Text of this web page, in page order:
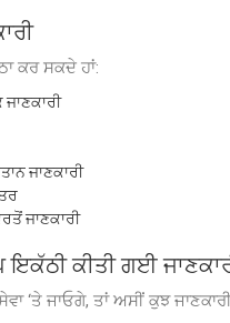
ਕਰ ਸਕਦੇ ਹਾਂ:
ਜਾਣਕਾਰੀ
ਜਾਣਕਾਰੀ
ਕੀਤੀ ਗਈ
‘ਤੇ ਜਾਓਗੇ, ਤਾਂ ਅਸੀਂ ਕੁਝ